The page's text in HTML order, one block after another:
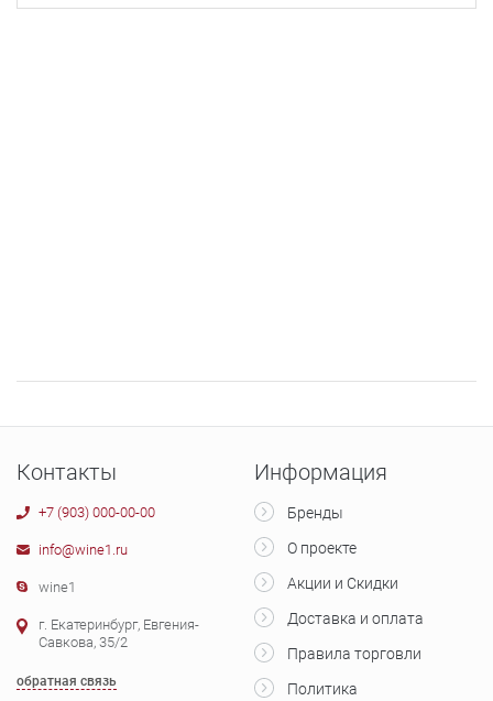
Контакты
+7 (903) 000-00-00
info@wine1.ru
wine1
г. Екатеринбург, Евгения-
Савкова, 35/2
обратная связь
Информация
Бренды
О проекте
Акции и Скидки
Доставка и оплата
Правила торговли
Политика